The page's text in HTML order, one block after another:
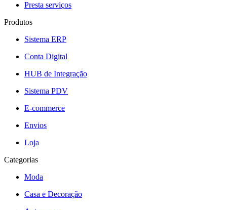
Presta serviços
Produtos
Sistema ERP
Conta Digital
HUB de Integração
Sistema PDV
E-commerce
Envios
Loja
Categorias
Moda
Casa e Decoração